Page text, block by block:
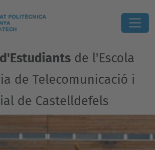
de l'Escola
de Telecomunicació i
de Castelldefels